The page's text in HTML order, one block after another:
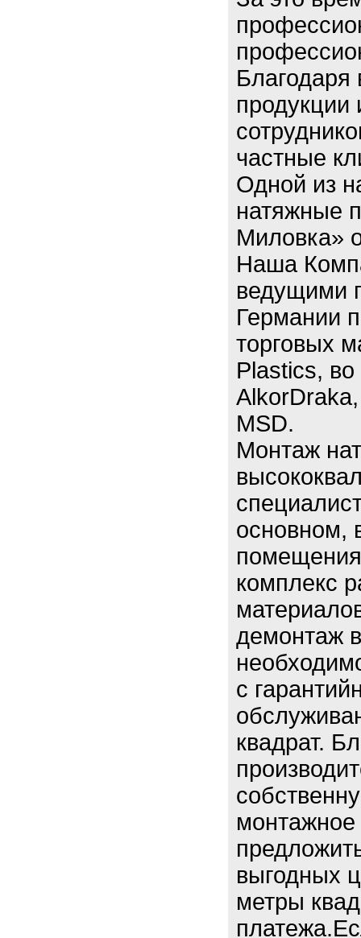
Благодаря
частные
Одной из
натяжные
Миловка»
Наша
ведущими
Германии
торговых
Plastics,
MSD.
Монтаж
основном,
комплекс
демонтаж
с
квадрат.
выгодных
метры